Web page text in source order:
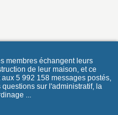
membres échangent leurs
de leur maison, et ce
5 992 158 messages postés,
sur l'administratif, la
...